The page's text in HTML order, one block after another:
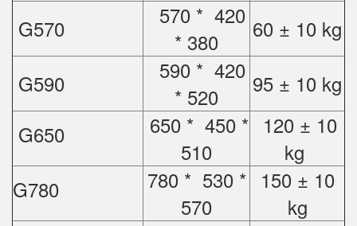
G570
570 * 420
* 380
60 ± 10 kg
G590
590 * 420
* 520
95 ± 10 kg
G650
650 * 450 *
510
120 ± 10
kg
G780
780 * 530 *
570
150 ± 10
kg